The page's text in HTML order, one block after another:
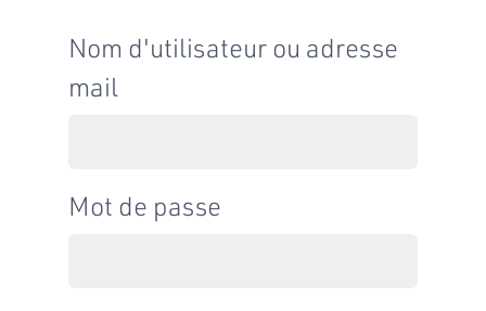
Nom d'utilisateur ou adresse
mail
Mot de passe